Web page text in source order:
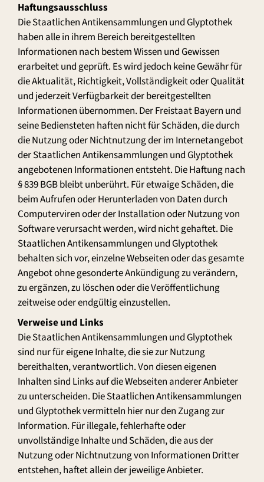
Haftungsausschluss
Die Staatlichen Antikensammlungen und Glyptothek
haben alle in ihrem Bereich bereitgestellten
Informationen nach bestem Wissen und Gewissen
erarbeitet und geprüft. Es wird jedoch keine Gewähr für
die Aktualität, Richtigkeit, Vollständigkeit oder Qualität
und jederzeit Verfügbarkeit der bereitgestellten
Informationen übernommen. Der Freistaat Bayern und
seine Bediensteten haften nicht für Schäden, die durch
die Nutzung oder Nichtnutzung der im Internetangebot
der Staatlichen Antikensammlungen und Glyptothek
angebotenen Informationen entsteht. Die Haftung nach
§ 839 BGB bleibt unberührt. Für etwaige Schäden, die
beim Aufrufen oder Herunterladen von Daten durch
Computerviren oder der Installation oder Nutzung von
Software verursacht werden, wird nicht gehaftet. Die
Staatlichen Antikensammlungen und Glyptothek
behalten sich vor, einzelne Webseiten oder das gesamte
Angebot ohne gesonderte Ankündigung zu verändern,
zu ergänzen, zu löschen oder die Veröffentlichung
zeitweise oder endgültig einzustellen.
Verweise und Links
Die Staatlichen Antikensammlungen und Glyptothek
sind nur für eigene Inhalte, die sie zur Nutzung
bereithalten, verantwortlich. Von diesen eigenen
Inhalten sind Links auf die Webseiten anderer Anbieter
zu unterscheiden. Die Staatlichen Antikensammlungen
und Glyptothek vermitteln hier nur den Zugang zur
Information. Für illegale, fehlerhafte oder
unvollständige Inhalte und Schäden, die aus der
Nutzung oder Nichtnutzung von Informationen Dritter
entstehen, haftet allein der jeweilige Anbieter.